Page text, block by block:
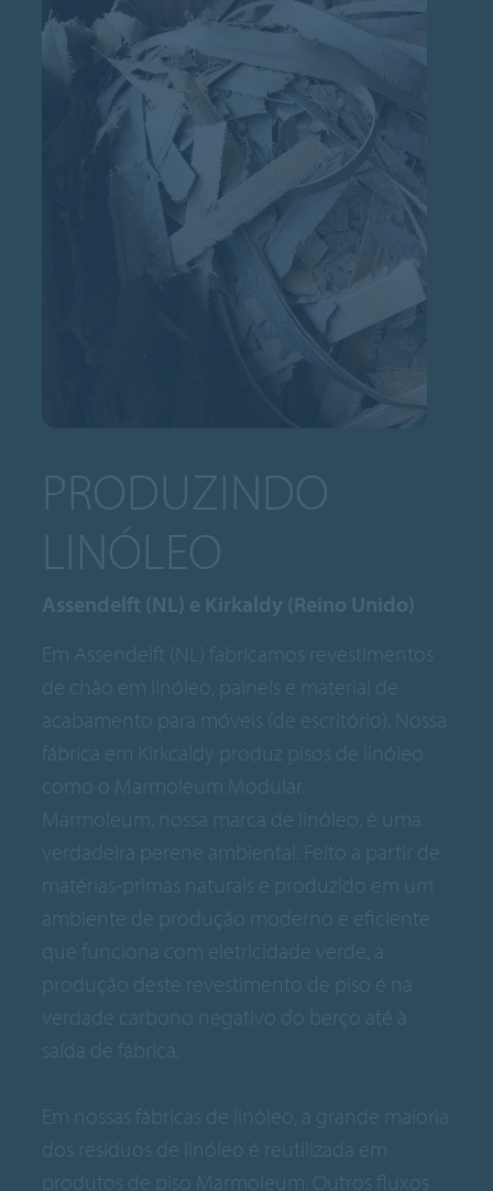
PRODUZINDO
LINÓLEO
Assendelft (NL) e Kirkaldy (Reino Unido)
Em Assendelft (NL) fabricamos revestimentos
de chão em linóleo, paineís e material de
acabamento para móveis (de escritório). Nossa
fábrica em Kirkcaldy produz pisos de linóleo
como o Marmoleum Modular.
Marmoleum, nossa marca de linóleo, é uma
verdadeira perene ambiental. Feito a partir de
matérias-primas naturais e produzido em um
ambiente de produção moderno e eficiente
que funciona com eletricidade verde, a
produção deste revestimento de piso é na
verdade carbono negativo do berço até à
saída de fábrica.
Em nossas fábricas de linóleo, a grande maioria
dos resíduos de linóleo é reutilizada em
produtos de piso Marmoleum. Outros fluxos